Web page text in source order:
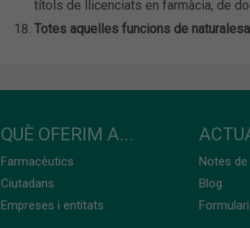
títols de llicenciats en farmàcia, de
Totes aquelles funcions de
QUÈ OFERIM A...
Farmacèutics
Ciutadans
Empreses i entitats
Notes
Blog